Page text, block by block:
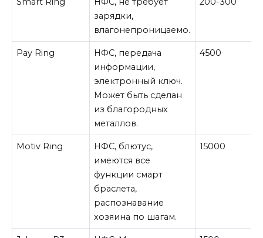
зарядки,
влагонепроницаемо.
Pay Ring
НФС, передача
информации,
электронный ключ.
Может быть сделан
из благородных
металлов.
4500
Motiv Ring
НФС, блютус,
имеются все
функции смарт
браслета,
распознавание
хозяина по шагам.
15000